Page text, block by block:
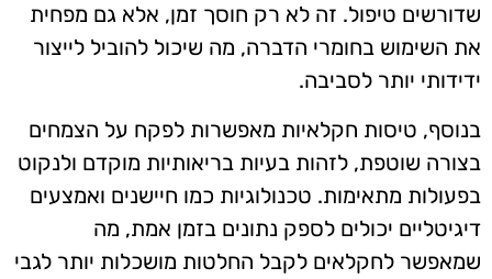
שדורשים טיפול. זה לא רק חוסך זמן, אלא גם מפחית
את השימוש בחומרי הדברה, מה שיכול להוביל לייצור
ידידותי יותר לסביבה.
בנוסף, טיסות חקלאיות מאפשרות לפקח על הצמחים
בצורה שוטפת, לזהות בעיות בריאותיות מוקדם ולנקוט
בפעולות מתאימות. טכנולוגיות כמו חיישנים ואמצעים
דיגיטליים יכולים לספק נתונים בזמן אמת, מה
שמאפשר לחקלאים לקבל החלטות מושכלות יותר לגבי